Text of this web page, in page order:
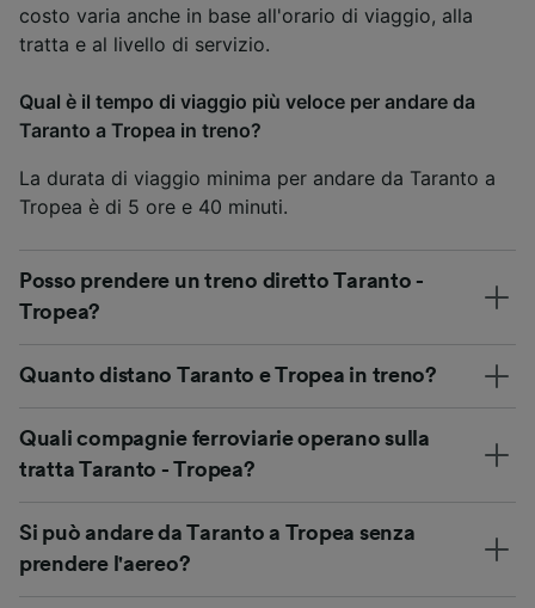
costo varia anche in base all'orario di viaggio, alla
tratta e al livello di servizio.
Qual è il tempo di viaggio più veloce per andare da
Taranto a Tropea in treno?
La durata di viaggio minima per andare da Taranto a
Tropea è di 5 ore e 40 minuti.
Posso prendere un treno diretto Taranto -
Tropea?
Quanto distano Taranto e Tropea in treno?
Quali compagnie ferroviarie operano sulla
tratta Taranto - Tropea?
Si può andare da Taranto a Tropea senza
prendere l'aereo?